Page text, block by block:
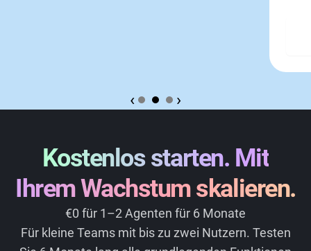
‹ ›
Kostenlos starten. Mit
Ihrem Wachstum skalieren.
€0 für 1–2 Agenten für 6 Monate
Für kleine Teams mit bis zu zwei Nutzern. Testen